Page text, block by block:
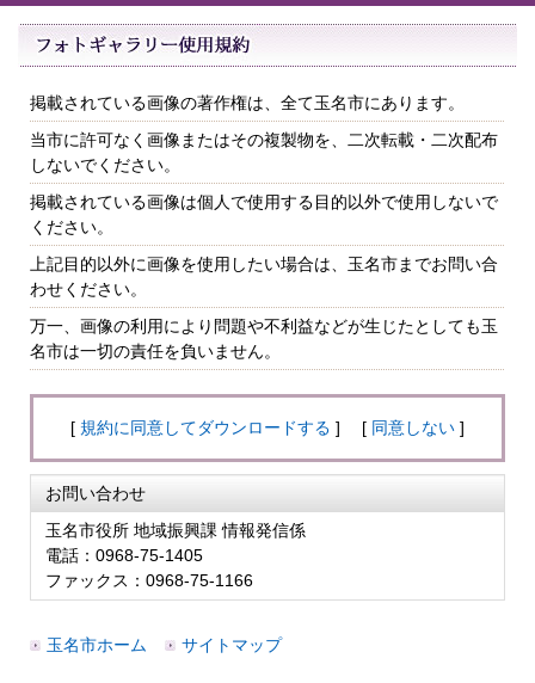
掲載されている画像の著作権は、全て玉名市にあります。
当市に許可なく画像またはその複製物を、二次転載・二次配布
しないでください。
掲載されている画像は個人で使用する目的以外で使用しないで
ください。
上記目的以外に画像を使用したい場合は、玉名市までお問い合
わせください。
万一、画像の利用により問題や不利益などが生じたとしても玉
名市は一切の責任を負いません。
[ 規約に同意してダウンロードする ] [ 同意しない ]
お問い合わせ
玉名市役所 地域振興課 情報発信係
電話：0968-75-1405
ファックス：0968-75-1166
玉名市ホーム サイトマップ